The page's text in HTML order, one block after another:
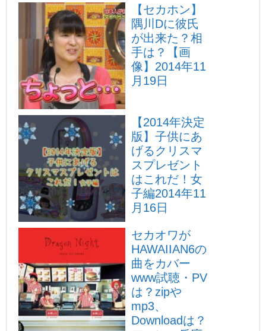
【セカホン】
隅川Dに彼氏
が出来た？相
手は？【画
像】 2014年11
月19日
【2014年決定
版】子供にあ
げるクリスマ
スプレゼント
はこれだ！女
子編2014年11
月16日
セカオワが
HAWAIIAN6の
曲をカバー
www試聴・PV
は？zipや
mp3、
Downloadは？